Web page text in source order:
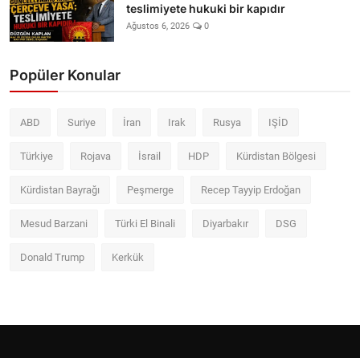
teslimiyete hukuki bir kapıdır
Ağustos 6, 2026 0
Popüler Konular
ABD Suriye İran Irak Rusya IŞİD
Türkiye Rojava İsrail HDP Kürdistan Bölgesi
Kürdistan Bayrağı Peşmerge Recep Tayyip Erdoğan
Mesud Barzani Türki El Binali Diyarbakır DSG
Donald Trump Kerkük